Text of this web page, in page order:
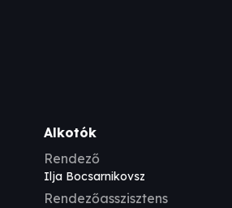
Alkotók
Rendező
Ilja Bocsarnikovsz
Rendezőasszisztens